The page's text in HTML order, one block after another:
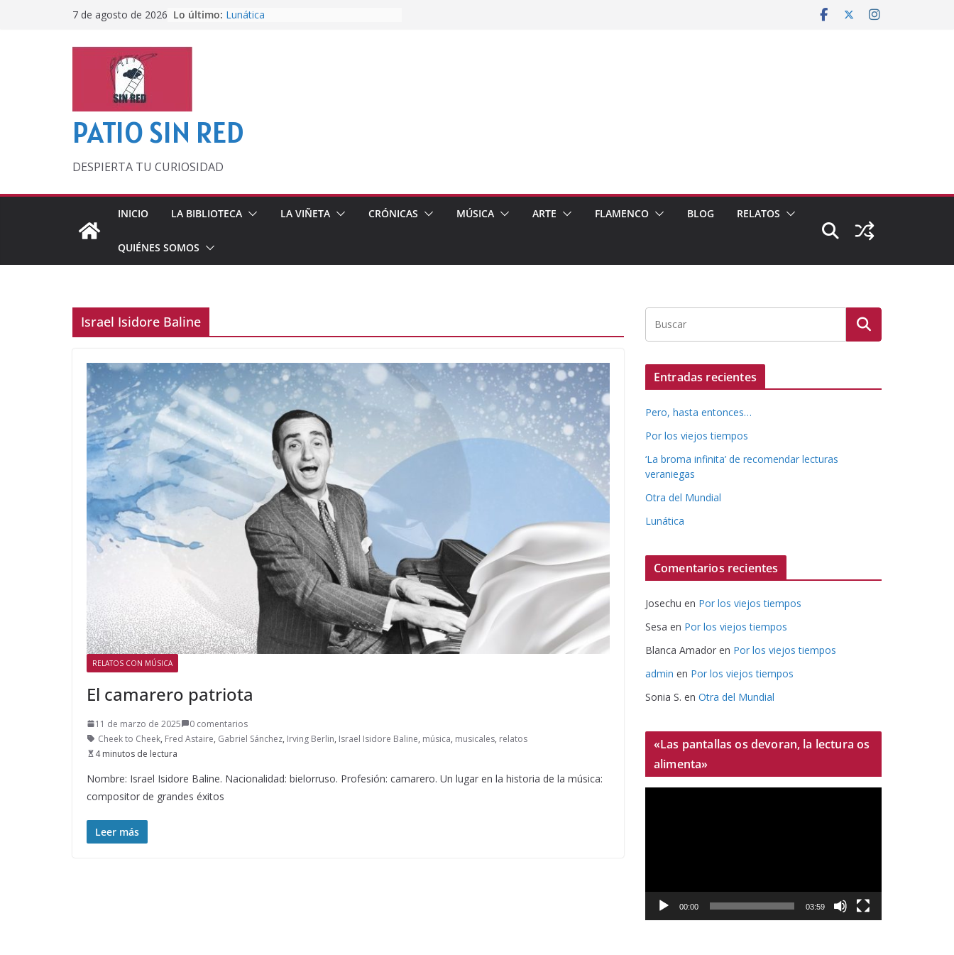
7 de agosto de 2026 Lo último: Lunática
PATIO SIN RED
DESPIERTA TU CURIOSIDAD
INICIO LA BIBLIOTECA LA VIÑETA CRÓNICAS MÚSICA ARTE FLAMENCO BLOG RELATOS
QUIÉNES SOMOS
Israel Isidore Baline
RELATOS CON MÚSICA
El camarero patriota
11 de marzo de 2025
0 comentarios
Cheek to Cheek, Fred Astaire, Gabriel Sánchez, Irving Berlin, Israel Isidore Baline, música, musicales, relatos
4 minutos de lectura
Nombre: Israel Isidore Baline. Nacionalidad: bielorruso. Profesión: camarero. Un lugar en la historia de la música:
compositor de grandes éxitos
Leer más
Entradas recientes
Pero, hasta entonces…
Por los viejos tiempos
‘La broma infinita’ de recomendar lecturas
veraniegas
Otra del Mundial
Lunática
Comentarios recientes
Josechu en Por los viejos tiempos
Sesa en Por los viejos tiempos
Blanca Amador en Por los viejos tiempos
admin en Por los viejos tiempos
Sonia S. en Otra del Mundial
«Las pantallas os devoran, la lectura os
alimenta»
c
00:00 03:59